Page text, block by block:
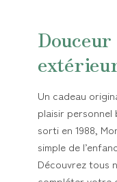
Un cadeau
plaisir personnel
sorti en 1988,
simple de
Découvrez tous